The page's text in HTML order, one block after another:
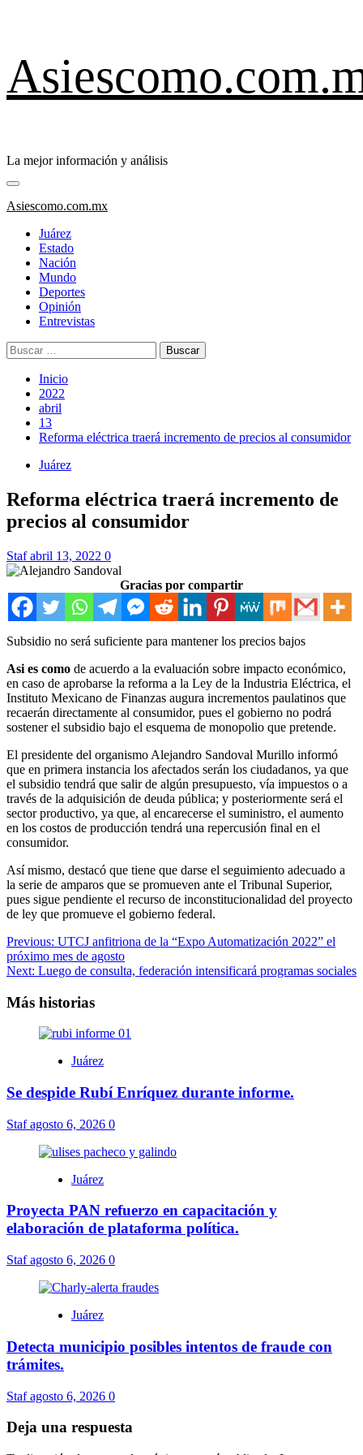
contenido
La mejor información y análisis
Menú
primario
Asiescomo.com.mx
Juárez
Estado
Nación
Mundo
Deportes
Opinión
Entrevistas
Buscar:
Inicio
2022
abril
13
Reforma eléctrica traerá incremento de precios al consumidor
Juárez
Reforma eléctrica traerá incremento de
precios al consumidor
Stafabril 13, 2022 0
Gracias por compartir
Subsidio no será suficiente para mantener los precios bajos
Asi es como de acuerdo a la evaluación sobre impacto económico,
en caso de aprobarse la reforma a la Ley de la Industria Eléctrica, el
Instituto Mexicano de Finanzas augura incrementos paulatinos que
recaerán directamente al consumidor, pues el gobierno no podrá
sostener el subsidio bajo el esquema de monopolio que pretende.
El presidente del organismo Alejandro Sandoval Murillo informó
que en primera instancia los afectados serán los ciudadanos, ya que
el subsidio tendrá que salir de algún presupuesto, vía impuestos o a
través de la adquisición de deuda pública; y posteriormente será el
sector productivo, ya que, al encarecerse el suministro, el aumento
en los costos de producción tendrá una repercusión final en el
consumidor.
Así mismo, destacó que tiene que darse el seguimiento adecuado a
la serie de amparos que se promueven ante el Tribunal Superior,
pues sigue pendiente el recurso de inconstitucionalidad del proyecto
de ley que promueve el gobierno federal.
Navegación
de
Previous: UTCJ anfitriona de la “Expo Automatización 2022” el
próximo mes de agosto
Next: Luego de consulta, federación intensificará programas sociales
Más historias
Juárez
Se despide Rubí Enríquez durante informe.
Stafagosto 6, 2026 0
Juárez
Proyecta PAN refuerzo en capacitación y
elaboración de plataforma política.
Stafagosto 6, 2026 0
Juárez
Detecta municipio posibles intentos de fraude con
trámites.
Stafagosto 6, 2026 0
Deja una respuesta